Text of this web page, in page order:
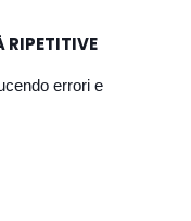
errori e